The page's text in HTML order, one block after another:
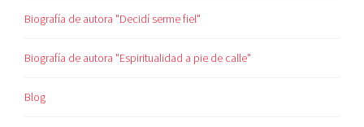
Biografía de autora "Decidí serme fiel"
Biografía de autora "Espiritualidad a pie de calle"
Blog